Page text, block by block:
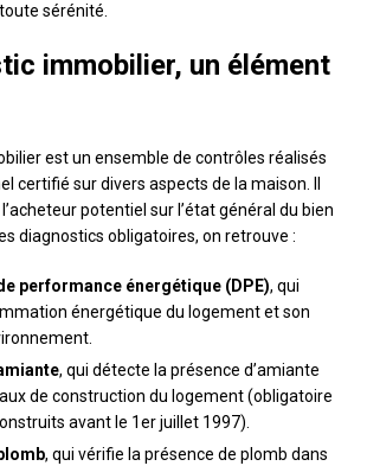
sérénité.
immobilier, un élément
est un ensemble de contrôles réalisés
certifié sur divers aspects de la maison. Il
potentiel sur l’état général du bien
diagnostics obligatoires, on retrouve :
performance énergétique (DPE), qui
énergétique du logement et son
, qui détecte la présence d’amiante
de construction du logement (obligatoire
avant le 1er juillet 1997).
, qui vérifie la présence de plomb dans